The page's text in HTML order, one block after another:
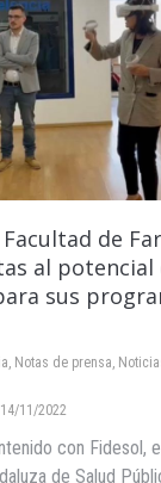
Facultad de
al potencial
sus
Notas de prensa
14/11/2022
con Fidesol,
de Salud